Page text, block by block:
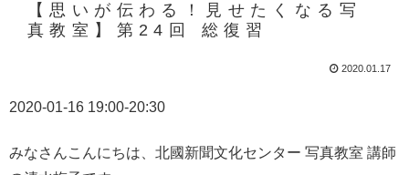
【思いが伝わる！見せたくなる写
真教室】第24回 総復習
2020.01.17
2020-01-16 19:00-20:30
みなさんこんにちは、北國新聞文化センター 写真教室 講師